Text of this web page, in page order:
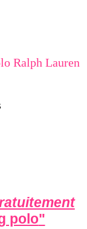
Ralph Lauren
polo"